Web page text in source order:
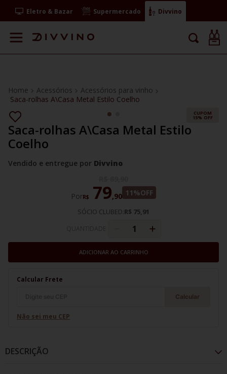
Eletro & Bazar Supermercado Divvino
Acessórios
Acessórios para vinho
Saca-rolhas A\Casa Metal Estilo Coelho
CUPOM
15% OFF
Saca-rolhas A\Casa Metal Estilo
Coelho
Vendido e entregue por Divvino
PorR$ 79,90 11%OFF
SÓCIO CLUBED:R$ 75,91
ADICIONAR AO CARRINHO
Calcular Frete
Calcular
Não sei meu CEP
DESCRIÇÃO